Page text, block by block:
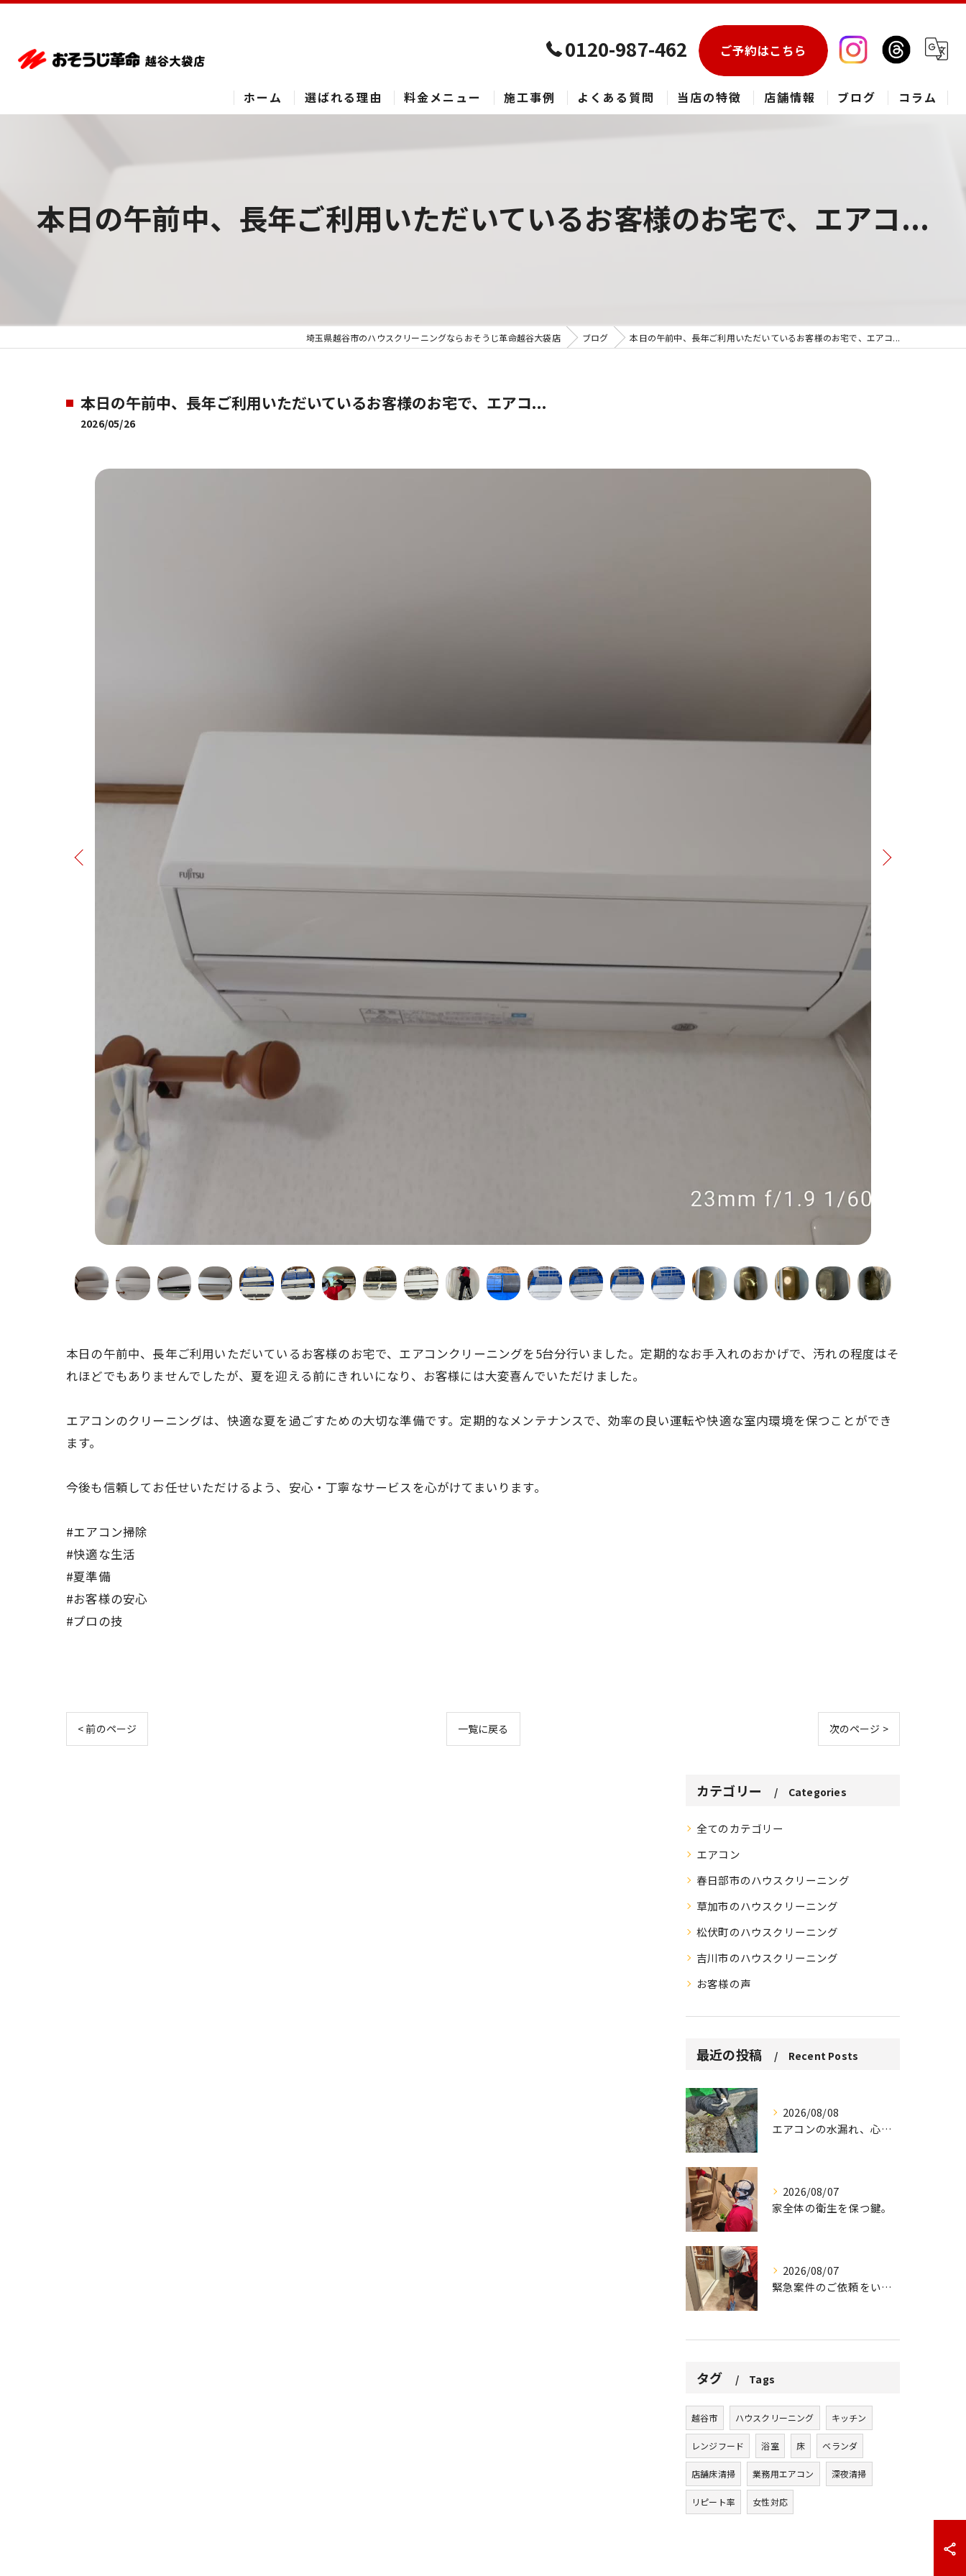
0120-987-462 ご予約はこちら
ホーム 選ばれる理由 料金メニュー 施工事例 よくある質問 当店の特徴
草加市のハウスクリーニング
店舗情報 ブログ コラム
本日の午前中、長年ご利用いただいているお客様のお宅で、エアコ...
埼玉県越谷市のハウスクリーニングならおそうじ革命越谷大袋店 ブログ 本日の午前中、長年ご利用いただいているお客様のお宅で、エアコ...
本日の午前中、長年ご利用いただいているお客様のお宅で、エアコ...
2026/05/26
本日の午前中、長年ご利用いただいているお客様のお宅で、エアコンクリーニングを5台分行いました。定期的なお手入れのおかげで、汚れの程度はそ
れほどでもありませんでしたが、夏を迎える前にきれいになり、お客様には大変喜んでいただけました。
エアコンのクリーニングは、快適な夏を過ごすための大切な準備です。定期的なメンテナンスで、効率の良い運転や快適な室内環境を保つことができ
ます。
今後も信頼してお任せいただけるよう、安心・丁寧なサービスを心がけてまいります。
#エアコン掃除
#快適な生活
#夏準備
#お客様の安心
#プロの技
< 前のページ 一覧に戻る 次のページ >
カテゴリー Categories
全てのカテゴリー
エアコン
春日部市のハウスクリーニング
草加市のハウスクリーニング
松伏町のハウスクリーニング
吉川市のハウスクリーニング
お客様の声
最近の投稿 Recent Posts
2026/08/08
エアコンの水漏れ、心配ですよね。
2026/08/07
家全体の衛生を保つ鍵。
2026/08/07
緊急案件のご依頼をいただきました。
タグ Tags
越谷市 ハウスクリーニング キッチン
レンジフード 浴室 床 ベランダ
店舗床清掃 業務用エアコン 深夜清掃
リピート率 女性対応